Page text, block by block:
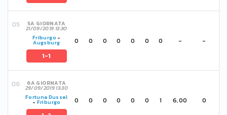
5A GIORNATA
21/09/2019 13:30
Friburgo -
Augsburg
1-1
0 0 0 0 0 0 0 - -
6A GIORNATA
29/09/2019 13:30
Fortuna Dussel
- Friburgo 0 0 0 0 0 0 1 6,00 0